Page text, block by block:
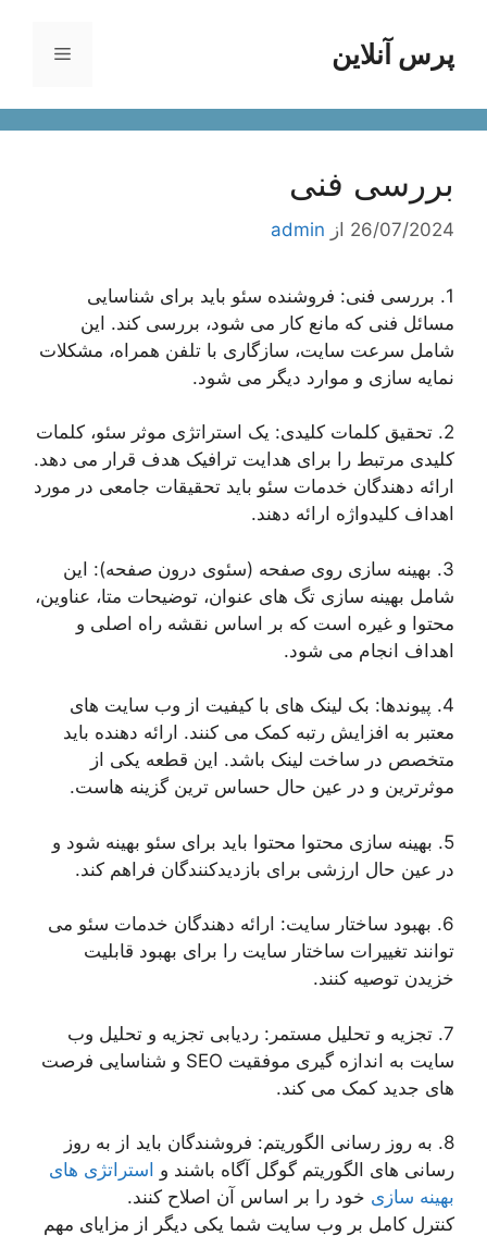
محتواپرس آنلاین فهرست
بررسی فنی
26/07/2024 از admin
1. بررسی فنی: فروشنده سئو باید برای شناسایی
مسائل فنی که مانع کار می شود، بررسی کند. این
شامل سرعت سایت، سازگاری با تلفن همراه، مشکلات
نمایه سازی و موارد دیگر می شود.
2. تحقیق کلمات کلیدی: یک استراتژی موثر سئو، کلمات
کلیدی مرتبط را برای هدایت ترافیک هدف قرار می دهد.
ارائه دهندگان خدمات سئو باید تحقیقات جامعی در مورد
اهداف کلیدواژه ارائه دهند.
3. بهینه سازی روی صفحه (سئوی درون صفحه): این
شامل بهینه سازی تگ های عنوان، توضیحات متا، عناوین،
محتوا و غیره است که بر اساس نقشه راه اصلی و
اهداف انجام می شود.
4. پیوندها: بک لینک های با کیفیت از وب سایت های
معتبر به افزایش رتبه کمک می کنند. ارائه دهنده باید
متخصص در ساخت لینک باشد. این قطعه یکی از
موثرترین و در عین حال حساس ترین گزینه هاست.
5. بهینه سازی محتوا محتوا باید برای سئو بهینه شود و
در عین حال ارزشی برای بازدیدکنندگان فراهم کند.
6. بهبود ساختار سایت: ارائه دهندگان خدمات سئو می
توانند تغییرات ساختار سایت را برای بهبود قابلیت
خزیدن توصیه کنند.
7. تجزیه و تحلیل مستمر: ردیابی تجزیه و تحلیل وب
سایت به اندازه گیری موفقیت SEO و شناسایی فرصت
های جدید کمک می کند.
8. به روز رسانی الگوریتم: فروشندگان باید از به روز
رسانی های الگوریتم گوگل آگاه باشند و استراتژی های
بهینه سازی خود را بر اساس آن اصلاح کنند.
کنترل کامل بر وب سایت شما یکی دیگر از مزایای مهم